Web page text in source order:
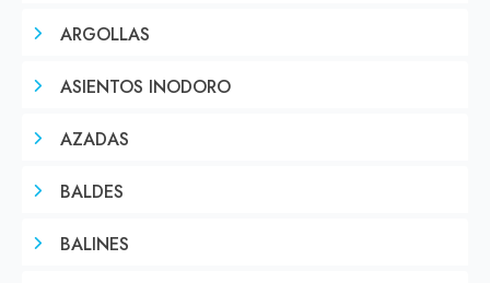
ARGOLLAS
ASIENTOS INODORO
AZADAS
BALDES
BALINES